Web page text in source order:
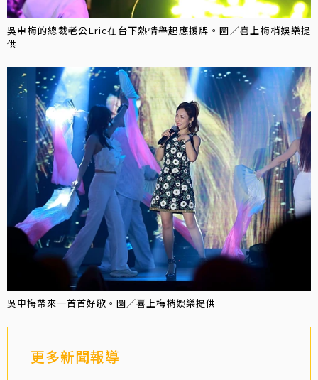
吳申梅的總裁老公Eric在台下熱情舉起應援牌。圖／喜上梅梢娛樂提
供
吳申梅帶來一首首好歌。圖／喜上梅梢娛樂提供
更多新聞報導